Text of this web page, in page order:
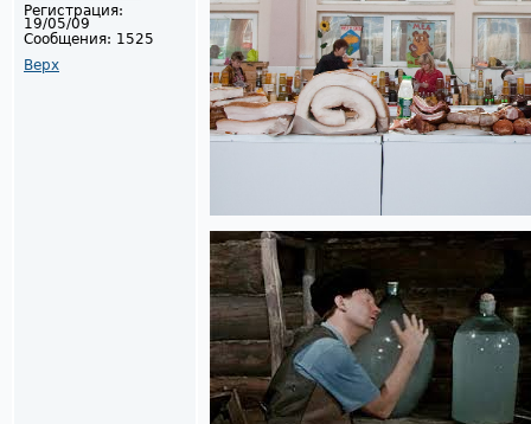
Регистрация:
19/05/09
Сообщения: 1525
Верх